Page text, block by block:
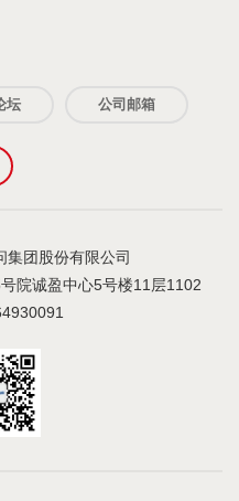
估和长期战略制定的方
或者其他方式帮助A公司
产权条款约定及审批制
式进行嵌入式开发，并修
对A公司销售人员进行针
计合同》模板，修改与
针对性的为企业外宣人
制度》的实施
实施
坛 公司邮箱
集团股份有限公司
院诚盈中心5号楼11层1102